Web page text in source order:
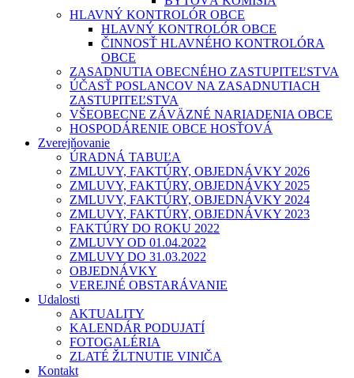
HLAVNÝ KONTROLÓR OBCE
HLAVNÝ KONTROLÓR OBCE
ČINNOSŤ HLAVNÉHO KONTROLÓRA
OBCE
ZASADNUTIA OBECNÉHO ZASTUPITEĽSTVA
ÚČASŤ POSLANCOV NA ZASADNUTIACH
ZASTUPITEĽSTVA
VŠEOBECNE ZÁVÄZNÉ NARIADENIA OBCE
HOSPODÁRENIE OBCE HOSŤOVÁ
Zverejňovanie
ÚRADNÁ TABUĽA
ZMLUVY, FAKTÚRY, OBJEDNÁVKY 2026
ZMLUVY, FAKTÚRY, OBJEDNÁVKY 2025
ZMLUVY, FAKTÚRY, OBJEDNÁVKY 2024
ZMLUVY, FAKTÚRY, OBJEDNÁVKY 2023
FAKTÚRY DO ROKU 2022
ZMLUVY OD 01.04.2022
ZMLUVY DO 31.03.2022
OBJEDNÁVKY
VEREJNÉ OBSTARÁVANIE
Udalosti
AKTUALITY
KALENDÁR PODUJATÍ
FOTOGALÉRIA
ZLATÉ ŽLTNUTIE VINIČA
Kontakt